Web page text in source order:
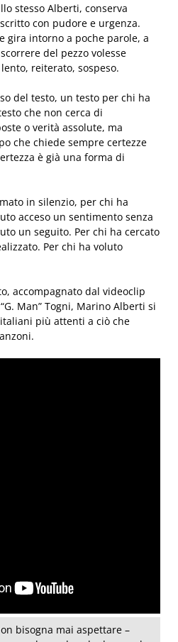
stesso Alberti, conserva
con pudore e urgenza.
gira intorno a poche parole, a
del pezzo volesse
reiterato, sospeso.
del testo, un testo per chi ha
che non cerca di
o verità assolute, ma
che chiede sempre certezze
è già una forma di
in silenzio, per chi ha
acceso un sentimento senza
un seguito. Per chi ha cercato
Per chi ha voluto
accompagnato dal videoclip
Man” Togni, Marino Alberti si
più attenti a ciò che
bisogna mai aspettare –